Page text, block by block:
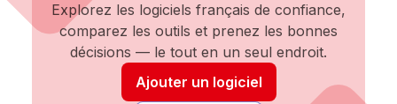
Explorez les logiciels français de confiance,
comparez les outils et prenez les bonnes
décisions — le tout en un seul endroit.
Ajouter un logiciel